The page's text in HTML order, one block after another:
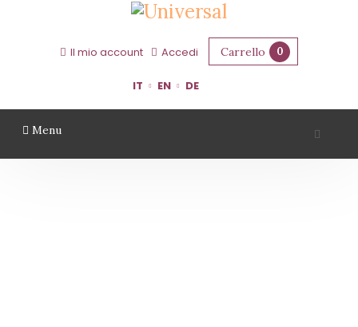
Il mio account Accedi Carrello 0
IT EN DE
Menu